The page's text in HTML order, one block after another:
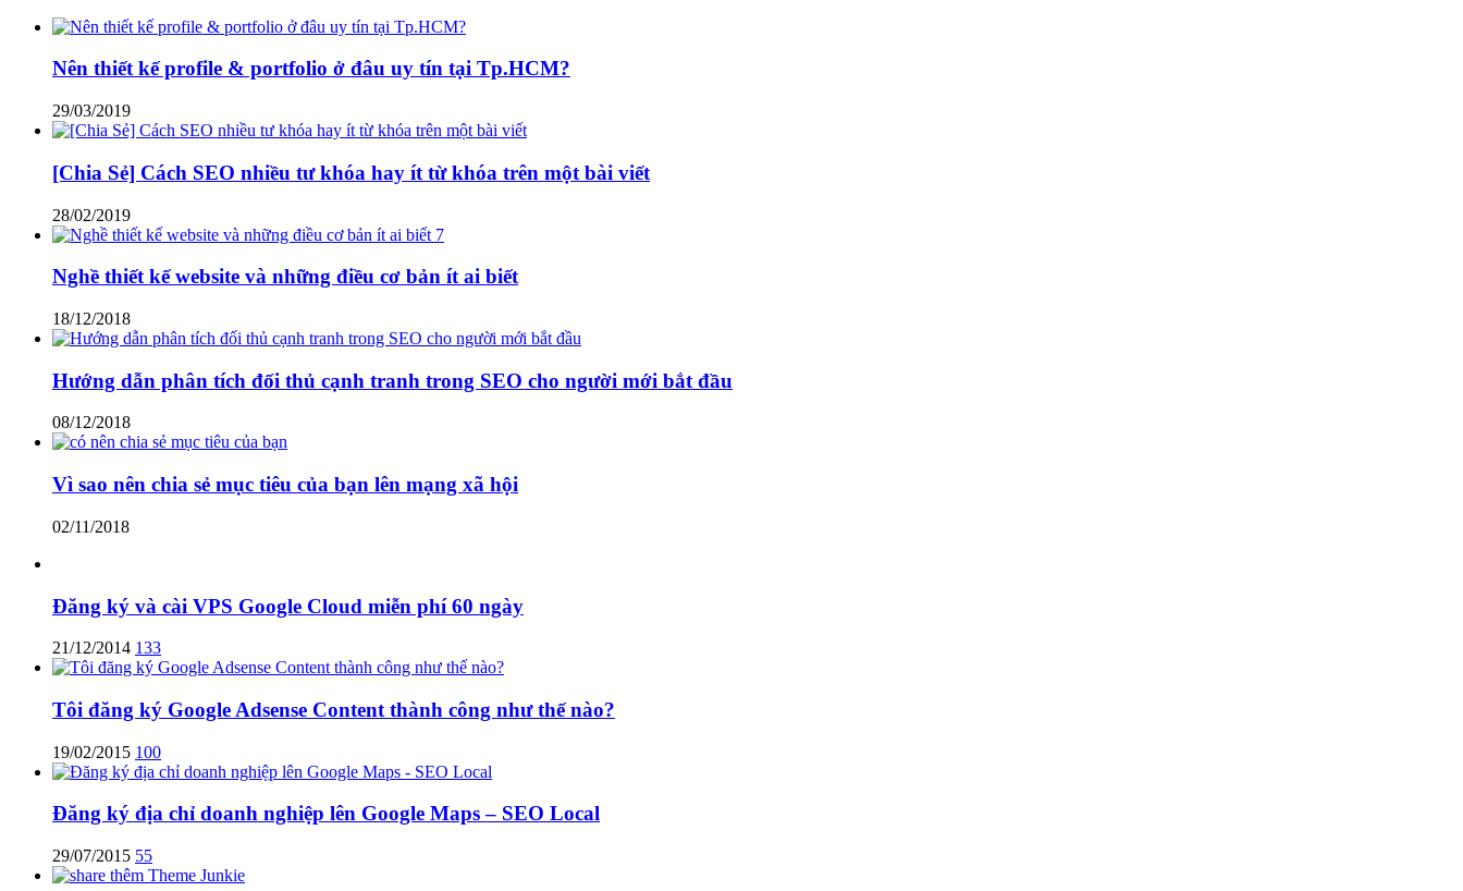
Nên thiết kế profile & portfolio ở đâu uy tín tại Tp.HCM?
29/03/2019
[Chia Sẻ] Cách SEO nhiều tư khóa hay ít từ khóa trên một bài viết
28/02/2019
Nghề thiết kế website và những điều cơ bản ít ai biết
18/12/2018
Hướng dẫn phân tích đối thủ cạnh tranh trong SEO cho người mới bắt đầu
08/12/2018
Vì sao nên chia sẻ mục tiêu của bạn lên mạng xã hội
02/11/2018
Đăng ký và cài VPS Google Cloud miễn phí 60 ngày
21/12/2014 133
Tôi đăng ký Google Adsense Content thành công như thế nào?
19/02/2015 100
Đăng ký địa chỉ doanh nghiệp lên Google Maps – SEO Local
29/07/2015 55